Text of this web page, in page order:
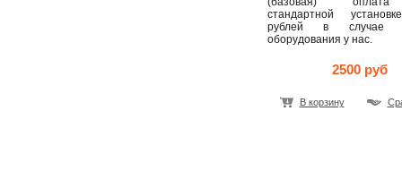
стандартной
рублей в случае
оборудования у нас.
2500 руб
В корзину